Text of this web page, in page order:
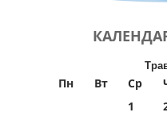
Пн Вт Ср
1